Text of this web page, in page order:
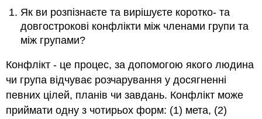
Як ви розпізнаєте та вирішуєте коротко- та
довгострокові конфлікти між членами групи та
між групами?
Конфлікт - це процес, за допомогою якого людина
чи група відчуває розчарування у досягненні
певних цілей, планів чи завдань. Конфлікт може
приймати одну з чотирьох форм: (1) мета, (2)